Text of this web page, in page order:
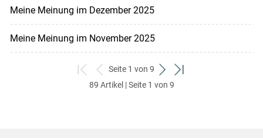
Meine Meinung im Dezember 2025
Meine Meinung im November 2025
zum
ersten
zurück
zum
Seite 1 von 9
weiter
zum
zum
89 Artikel | Seite 1 von 9